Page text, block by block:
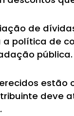
de
política de
pública.
deve